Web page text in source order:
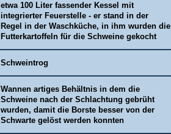
etwa 100 Liter fassender Kessel mit
integrierter Feuerstelle - er stand in der
Regel in der Waschküche, in ihm wurden die
Futterkartoffeln für die Schweine gekocht
Schweintrog
Wannen artiges Behältnis in dem die
Schweine nach der Schlachtung gebrüht
wurden, damit die Borste besser von der
Schwarte gelöst werden konnten